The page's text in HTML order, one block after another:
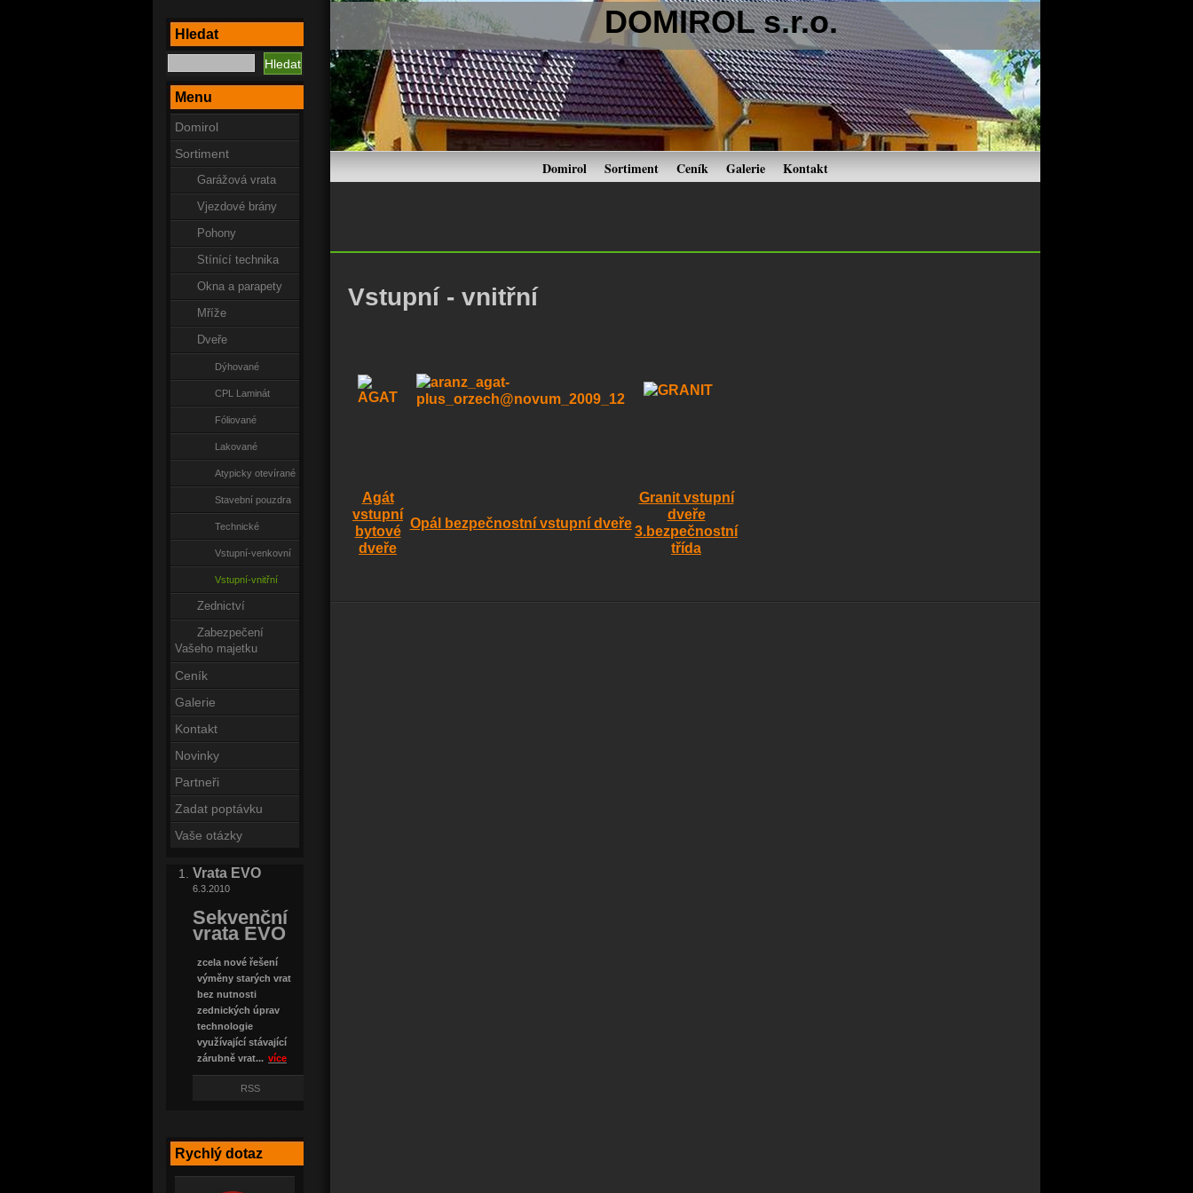
DOMIROL s.r.o.
Domirol Sortiment Ceník Galerie Kontakt
Hledat
Menu
Domirol
Sortiment
Garážová vrata
Vjezdové brány
Pohony
Stínící technika
Okna a parapety
Mříže
Dveře
Dýhované
CPL Laminát
Fóliované
Lakované
Atypicky otevírané
Stavební pouzdra
Technické
Vstupní-venkovní
Vstupní-vnitřní
Zednictví
Zabezpečení
Vašeho majetku
Ceník
Galerie
Kontakt
Novinky
Partneři
Zadat poptávku
Vaše otázky
Vrata EVO
6.3.2010
Sekvenční
vrata EVO
zcela nové řešení
výměny starých vrat
bez nutnosti
zednických úprav
technologie
využívající stávající
zárubně vrat... více
RSS
Rychlý dotaz
Vstupní - vnitřní
Agát
vstupní
bytové
dveře
Opál bezpečnostní vstupní dveře
Granit vstupní
dveře
3.bezpečnostní
třída